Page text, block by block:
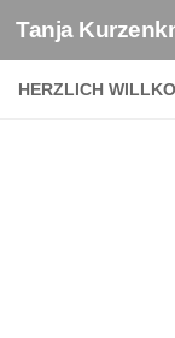
Zum Inhalt
Tanja
HERZLICH